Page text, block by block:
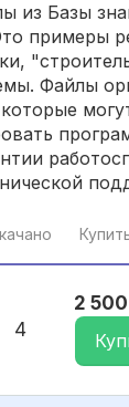
Базы
примеры
Файлы
4
2